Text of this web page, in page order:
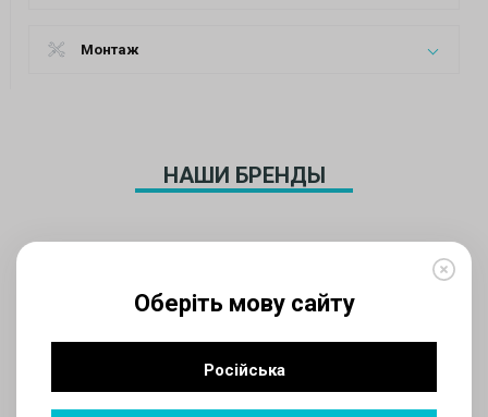
Оберіть мову сайту
Російська
Монтаж
НАШИ БРЕНДЫ
Поделитесь ссылкой в социальных сетях